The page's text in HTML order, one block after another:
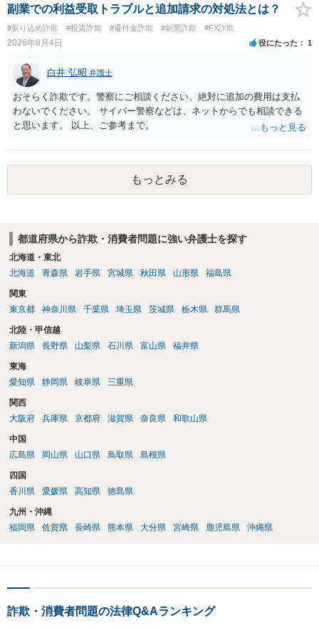
贈与か消費貸借かの争いにおいては、様々な圧力をかけて回収をしよ
うとするケースも散見されます。 ご自身での対応に窮するようであ
れば、代理人を立てることもご検討ください。 ・相手へ送る回答文に
ついてアドバイスをいただけるか。 具体的な回答内容については、
一般的に無料法律相談での対応外になろうかと思います。 法律事務
所にご連絡いただき、対応の可否や費用をご確認ください。
副業での利益受取トラブルと追加請求の対処法とは？
#振り込め詐欺 #投資詐欺 #還付金詐欺 #副業詐欺 #FX詐欺
2026年8月4日 役にたった 1
白井 弘昭 弁護士
おそらく詐欺です。警察にご相談ください。絶対に追加の費用は支払
わないでください。 サイバー警察などは、ネットからでも相談できる
と思います。 以上、ご参考まで。
もっとみる
都道府県から詐欺・消費者問題に強い弁護士を探す
北海道・東北
北海道
青森県 岩手県 宮城県 秋田県 山形県 福島県
関東
東京都
神奈川県 千葉県 埼玉県 茨城県 栃木県 群馬県
北陸・甲信越
新潟県
長野県 山梨県 石川県 富山県 福井県
東海
愛知県
静岡県 岐阜県 三重県
関西
大阪府
兵庫県 京都府 滋賀県 奈良県 和歌山県
中国
広島県
岡山県 山口県 鳥取県 島根県
四国
香川県
愛媛県 高知県 徳島県
九州・沖縄
福岡県
佐賀県 長崎県 熊本県 大分県 宮崎県 鹿児島県 沖縄県
詐欺・消費者問題の法律Q&Aランキング